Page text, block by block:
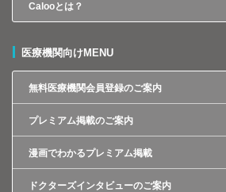
Calooとは？
医療機関向けMENU
無料医療機関会員登録のご案内
プレミアム掲載のご案内
漫画でわかるプレミアム掲載
ドクターズインタビューのご案内